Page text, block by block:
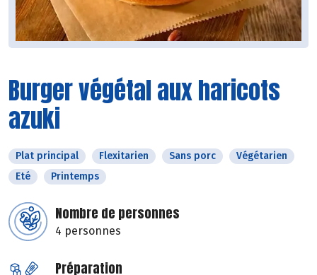
Burger végétal aux haricots
azuki
Plat principal Flexitarien Sans porc
Végétarien
Eté
Printemps
Nombre de personnes
4 personnes
Préparation